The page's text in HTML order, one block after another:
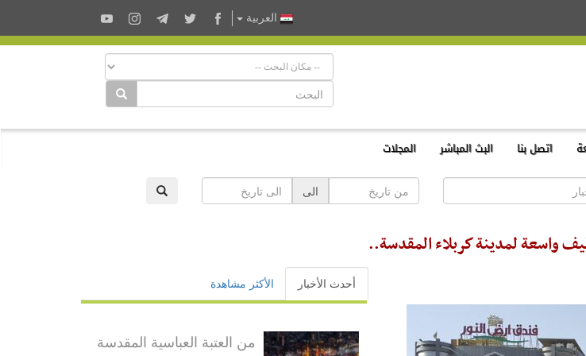
العربية
اتصل بنا البث المباشر المجلات
الى
واسعة لمدينة كربلاء المقدسة..
أحدث الأخبار الأكثر مشاهدة
من العتبة العباسية المقدسة